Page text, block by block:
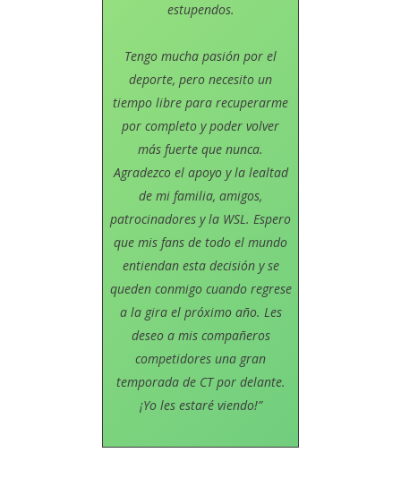
estupendos.
Tengo mucha pasión por el
deporte, pero necesito un
tiempo libre para recuperarme
por completo y poder volver
más fuerte que nunca.
Agradezco el apoyo y la lealtad
de mi familia, amigos,
patrocinadores y la WSL. Espero
que mis fans de todo el mundo
entiendan esta decisión y se
queden conmigo cuando regrese
a la gira el próximo año. Les
deseo a mis compañeros
competidores una gran
temporada de CT por delante.
¡Yo les estaré viendo!”